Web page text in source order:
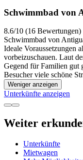
Schwimmbad von
8.6/10 (16 Bewertungen)
Schwimmbad von
Ideale Voraussetzungen
vorbeizuschauen. Laut
Gegend für Familien gut
Besucher viele schöne
Weniger anzeigen
Unterkünfte anzeigen
Weiter
Unterkünfte
Mietwagen